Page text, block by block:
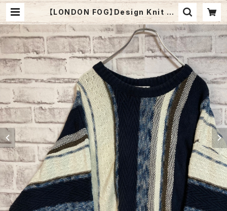
【LONDON FOG】Design Knit 2X
L相当 ロンドンフォグ 3Dニット デザ
インニット 総柄ニット セーター ケー
ブル編み アメリカ USA 古着 | Fuzz
y Fuzzy